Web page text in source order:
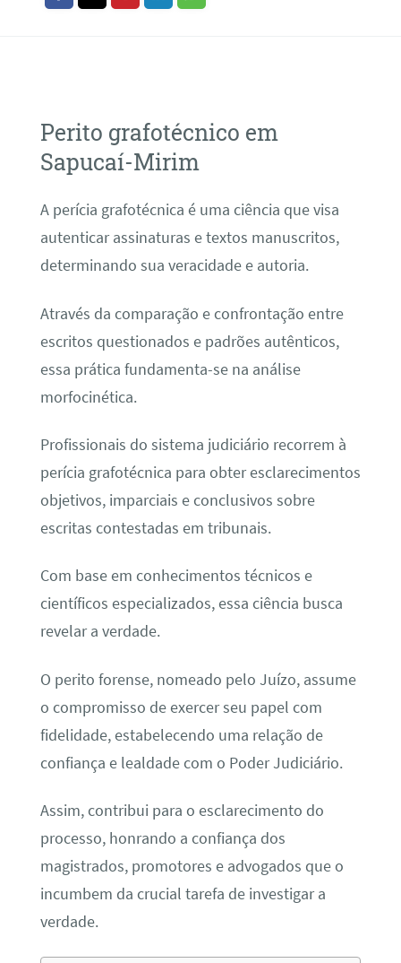
Perito grafotécnico em
Sapucaí-Mirim
A perícia grafotécnica é uma ciência que visa
autenticar assinaturas e textos manuscritos,
determinando sua veracidade e autoria.
Através da comparação e confrontação entre
escritos questionados e padrões autênticos,
essa prática fundamenta-se na análise
morfocinética.
Profissionais do sistema judiciário recorrem à
perícia grafotécnica para obter esclarecimentos
objetivos, imparciais e conclusivos sobre
escritas contestadas em tribunais.
Com base em conhecimentos técnicos e
científicos especializados, essa ciência busca
revelar a verdade.
O perito forense, nomeado pelo Juízo, assume
o compromisso de exercer seu papel com
fidelidade, estabelecendo uma relação de
confiança e lealdade com o Poder Judiciário.
Assim, contribui para o esclarecimento do
processo, honrando a confiança dos
magistrados, promotores e advogados que o
incumbem da crucial tarefa de investigar a
verdade.